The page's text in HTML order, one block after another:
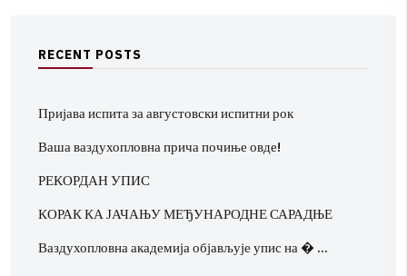
RECENT POSTS
Пријава испита за августовски испитни рок
Ваша ваздухопловна прича почиње овде!
РЕКОРДАН УПИС
КОРАК КА ЈАЧАЊУ МЕЂУНАРОДНЕ САРАДЊЕ
Ваздухопловна академија објављује упис на � …